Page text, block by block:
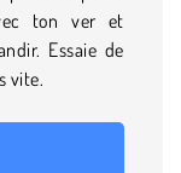
ton ver et
Essaie de
vite.